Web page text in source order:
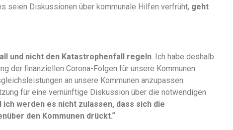
seien Diskussionen über kommunale Hilfen verfrüht, geht
und nicht den Katastrophenfall regeln . Ich habe deshalb
der finanziellen Corona-Folgen für unsere Kommunen
an unsere Kommunen anzupassen.
für eine vernünftige Diskussion über die notwendigen
ich werden es nicht zulassen, dass sich die
den Kommunen drückt.“